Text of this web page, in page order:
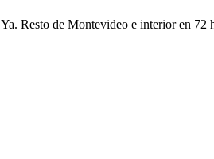
Resto de Montevideo e interior en